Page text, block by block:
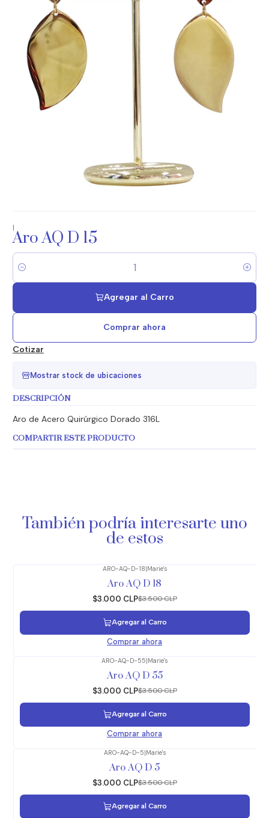
|
Aro AQ D 15
Cantidad
Agregar al Carro
Comprar ahora
Cotizar
Mostrar stock de ubicaciones
DESCRIPCIÓN
Aro de Acero Quirúrgico Dorado 316L
COMPARTIR ESTE PRODUCTO
También podría interesarte uno
de estos
ARO-AQ-D-18|Marie's
Aro AQ D 18
$3.000 CLP$3.500 CLP
Agregar al Carro
Comprar ahora
ARO-AQ-D-55|Marie's
Aro AQ D 55
$3.000 CLP$3.500 CLP
Agregar al Carro
Comprar ahora
ARO-AQ-D-5|Marie's
Aro AQ D 5
$3.000 CLP$3.500 CLP
Agregar al Carro